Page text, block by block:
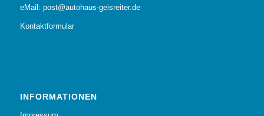
eMail: post@autohaus-geisreiter.de
Kontaktformular
INFORMATIONEN